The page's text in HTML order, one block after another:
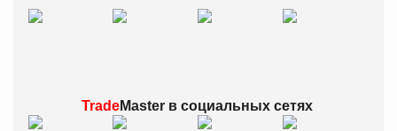
TradeMaster всоциальных сетях